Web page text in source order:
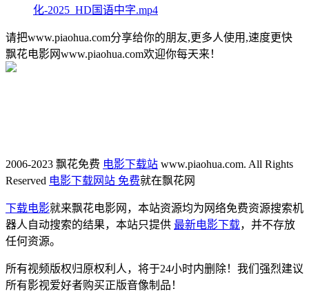
化-2025_HD国语中字.mp4
请把www.piaohua.com分享给你的朋友,更多人使用,速度更快
飘花电影网www.piaohua.com欢迎你每天来！
2006-2023 飘花免费 电影下载站 www.piaohua.com. All Rights
Reserved 电影下载网站 免费就在飘花网
下载电影就来飘花电影网，本站资源均为网络免费资源搜索机
器人自动搜索的结果，本站只提供 最新电影下载，并不存放
任何资源。
所有视频版权归原权利人，将于24小时内删除！我们强烈建议
所有影视爱好者购买正版音像制品！